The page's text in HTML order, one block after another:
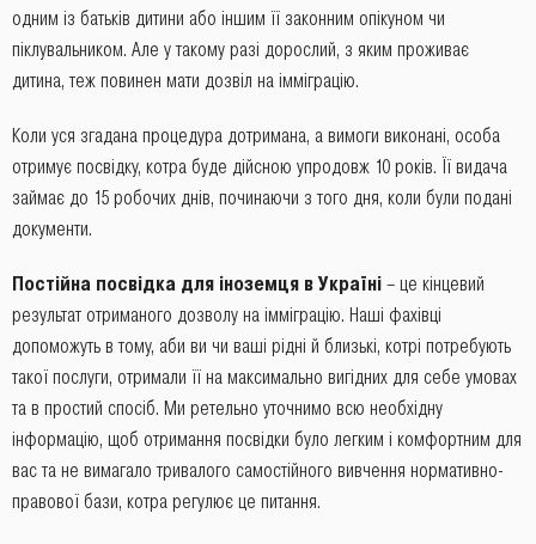
одним із батьків дитини або іншим її законним опікуном чи
піклувальником. Але у такому разі дорослий, з яким проживає
дитина, теж повинен мати дозвіл на імміграцію.
Коли уся згадана процедура дотримана, а вимоги виконані, особа
отримує посвідку, котра буде дійсною упродовж 10 років. Її видача
займає до 15 робочих днів, починаючи з того дня, коли були подані
документи.
Постійна посвідка для іноземця в Україні – це кінцевий
результат отриманого дозволу на імміграцію. Наші фахівці
допоможуть в тому, аби ви чи ваші рідні й близькі, котрі потребують
такої послуги, отримали її на максимально вигідних для себе умовах
та в простий спосіб. Ми ретельно уточнимо всю необхідну
інформацію, щоб отримання посвідки було легким і комфортним для
вас та не вимагало тривалого самостійного вивчення нормативно-
правової бази, котра регулює це питання.